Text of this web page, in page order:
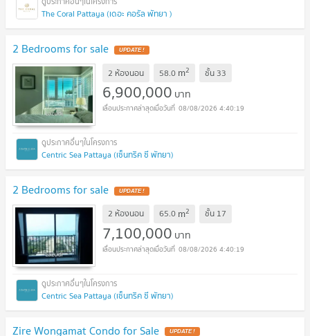
The Coral Pattaya (เดอะ คอรัล พัทยา )
2 Bedrooms for sale UPDATE !
2 ห้องนอน 58.0 m2 ชั้น 33
6,900,000 บาท
08/08/2026 4:40:19
Centric Sea Pattaya (เซ็นทริค ซี พัทยา)
2 Bedrooms for sale UPDATE !
2 ห้องนอน 65.0 m2 ชั้น 17
7,100,000 บาท
08/08/2026 4:40:19
Centric Sea Pattaya (เซ็นทริค ซี พัทยา)
Zire Wongamat Condo for Sale UPDATE !